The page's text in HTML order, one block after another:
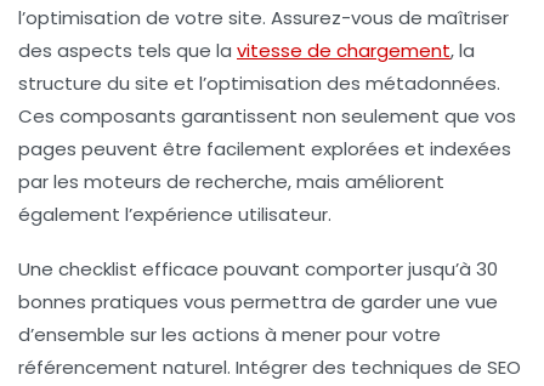
l’optimisation de votre site. Assurez-vous de maîtriser
des aspects tels que la vitesse de chargement, la
structure du site et l’optimisation des métadonnées.
Ces composants garantissent non seulement que vos
pages peuvent être facilement explorées et indexées
par les moteurs de recherche, mais améliorent
également l’expérience utilisateur.
Une checklist efficace pouvant comporter jusqu’à 30
bonnes pratiques vous permettra de garder une vue
d’ensemble sur les actions à mener pour votre
référencement naturel. Intégrer des techniques de SEO